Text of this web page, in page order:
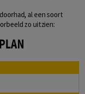
al een soort
zo uitzien: